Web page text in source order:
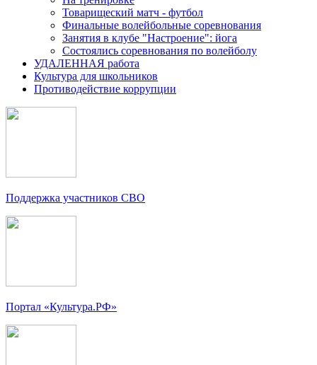
Товарищеский матч - футбол
Финальные волейбольные соревнования
Занятия в клубе "Настроение": йога
Состоялись соревнования по волейболу
УДАЛЕННАЯ работа
Культура для школьников
Противодействие коррупции
Поддержка участников СВО
Портал «Культура.РФ»